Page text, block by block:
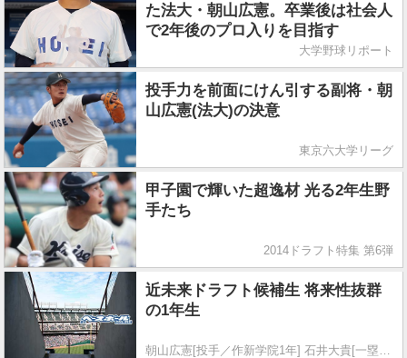
た法大・朝山広憲。卒業後は社会人
で2年後のプロ入りを目指す
大学野球リポート
投手力を前面にけん引する副将・朝
山広憲(法大)の決意
東京六大学リーグ
甲子園で輝いた超逸材 光る2年生野
手たち
2014ドラフト特集 第6弾
近未来ドラフト候補生 将来性抜群
の1年生
朝山広憲[投手／作新学院1年] 石井大貴[一塁手／常総学院1年] 相原大也[三塁手／星陵1年]